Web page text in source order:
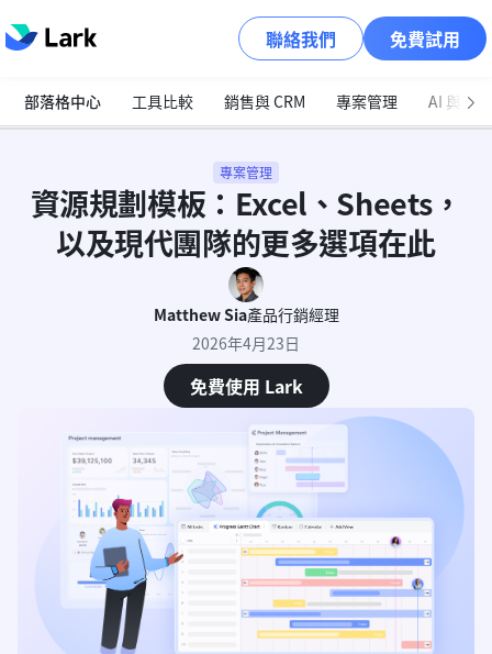
聯絡我們 免費試用
部落格中心 工具比較 銷售與 CRM 專案管理 AI 與自
專案管理
資源規劃模板：Excel、Sheets，
以及現代團隊的更多選項在此
Matthew Sia產品行銷經理
2026年4月23日
免費使用 Lark